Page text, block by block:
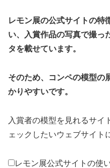
レモン展の公式サイトの特
い、入賞作品の写真で撮っ
タを載せています。
そのため、コンペの模型の
かりやすいです。
入賞者の模型を見れるサイ
ェックしたいウェブサイト
レモン展公式サイトの使